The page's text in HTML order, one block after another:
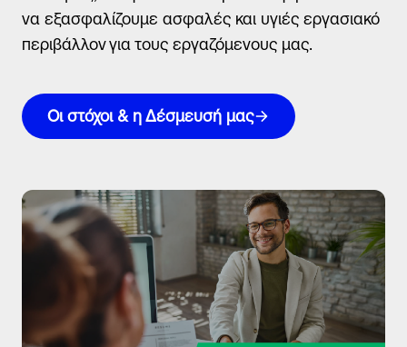
να εξασφαλίζουμε ασφαλές και υγιές εργασιακό
περιβάλλον για τους εργαζόμενους μας.
Οι στόχοι & η Δέσμευσή μας